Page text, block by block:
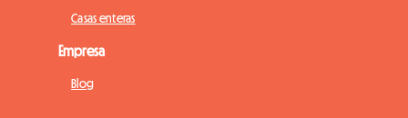
Casas enteras
Empresa
Blog